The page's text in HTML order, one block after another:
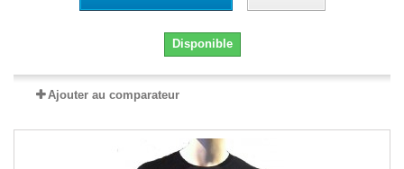
Disponible
Ajouter au comparateur